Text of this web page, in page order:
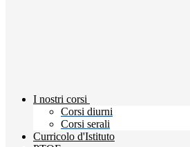
I nostri corsi
Corsi diurni
Corsi serali
Curricolo d'Istituto